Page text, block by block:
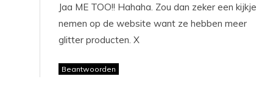
Jaa ME TOO!! Hahaha. Zou dan zeker een kijkje
nemen op de website want ze hebben meer
glitter producten. X
Beantwoorden